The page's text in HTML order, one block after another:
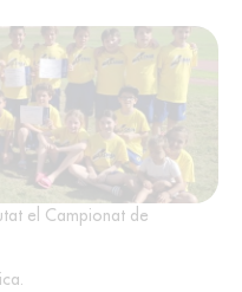
el Campionat de